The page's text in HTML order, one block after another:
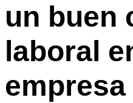
un buen
laboral
empresa